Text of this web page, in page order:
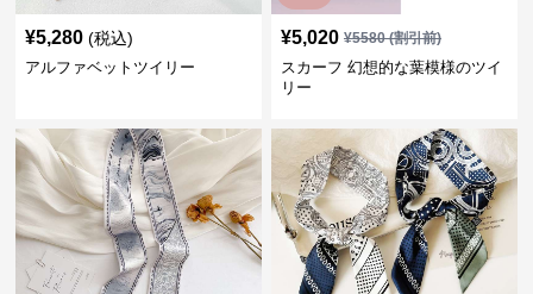
¥5,280 (税込)
アルファベットツイリー
¥5,020 ¥5580(割引前)
スカーフ 幻想的な葉模様のツイ
リー